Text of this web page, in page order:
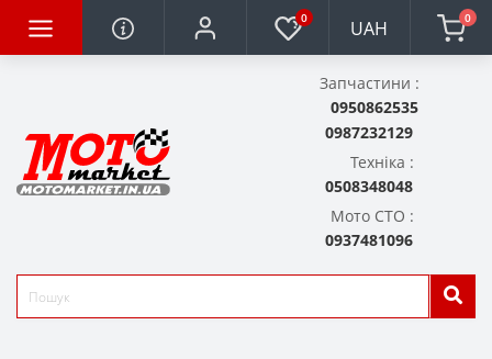
0 UAH 0
Запчастини :
0950862535
0987232129
Техніка :
0508348048
Мото СТО :
0937481096